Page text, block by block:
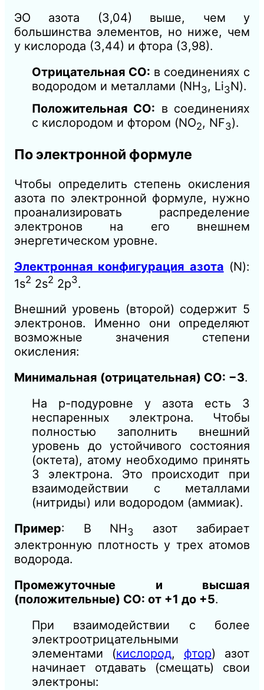
ЭО азота (3,04) выше, чем у
большинства элементов, но ниже, чем
у кислорода (3,44) и фтора (3,98).
Отрицательная СО: в соединениях с
водородом и металлами (NH3, Li3N).
Положительная СО: в соединениях
с кислородом и фтором (NO2, NF3).
По электронной формуле
Чтобы определить степень окисления
азота по электронной формуле, нужно
проанализировать распределение
электронов на его внешнем
энергетическом уровне.
Электронная конфигурация азота (N):
1s2 2s2 2p3.
Внешний уровень (второй) содержит 5
электронов. Именно они определяют
возможные значения степени
окисления:
Минимальная (отрицательная) СО: −3.
На p-подуровне у азота есть 3
неспаренных электрона. Чтобы
полностью заполнить внешний
уровень до устойчивого состояния
(октета), атому необходимо принять
3 электрона. Это происходит при
взаимодействии с металлами
(нитриды) или водородом (аммиак).
Пример: В NH3
азот забирает
электронную плотность у трех атомов
водорода.
Промежуточные и высшая
(положительные) СО: от +1 до +5.
При взаимодействии с более
электроотрицательными
элементами (кислород, фтор) азот
начинает отдавать (смещать) свои
электроны: